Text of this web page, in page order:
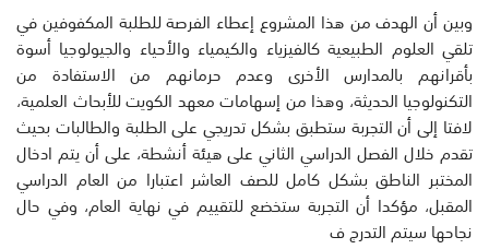
وبين أن الهدف من هذا المشروع إعطاء الفرصة للطلبة المكفوفين في
تلقي العلوم الطبيعية كالفيزياء والكيمياء والأحياء والجيولوجيا أسوة
بأقرانهم بالمدارس الأخرى وعدم حرمانهم من الاستفادة من
التكنولوجيا الحديثة، وهذا من إسهامات معهد الكويت للأبحاث العلمية،
لافتا إلى أن التجربة ستطبق بشكل تدريجي على الطلبة والطالبات بحيث
تقدم خلال الفصل الدراسي الثاني على هيئة أنشطة، على أن يتم ادخال
المختبر الناطق بشكل كامل للصف العاشر اعتبارا من العام الدراسي
المقبل، مؤكدا أن التجربة ستخضع للتقييم في نهاية العام، وفي حال
نجاحها سيتم التدرج ف